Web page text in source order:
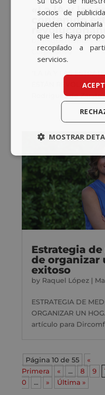
«La IA y las
contenido
byRaquel López|
Corporativo
"LA IA Y LAS
ESTÁN
Rodríguez de
Estrategia
de organizar
exitoso
by Raquel López|
ESTRATEGIA DE
ORGANIZAR UN
artículo para
Página 10 de 55
«
Primera
« ... 8 9
0
... » Última »
socios de
pueden
que les haya
recopilado a
servicios.
MOSTRAR